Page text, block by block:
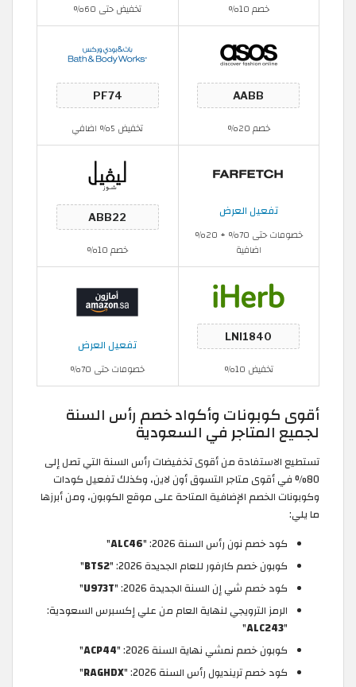
خصم 10% تخفيض حتى 60%
خصم 20% تخفيض 5% اضافي
تفعيل العرض
خصومات حتى 70% + 20%
اضافية
خصم 10%
تخفيض 10%
تفعيل العرض
خصومات حتى 70%
أقوى كوبونات وأكواد خصم رأس السنة
لجميع المتاجر في السعودية
تستطيع الاستفادة من أقوى تخفيضات رأس السنة التي تصل إلى
80% في أقوى متاجر التسوق أون لاين، وكذلك تفعيل كودات
وكوبونات الخصم الإضافية المتاحة على موقع الكوبون، ومن أبرزها
ما يلي:
كود خصم نون رأس السنة 2026: "
ALC46
"
كوبون خصم كارفور للعام الجديدة 2026: "
BTS2
"
كود خصم شي إن السنة الجديدة 2026: "
U973T
"
الرمز الترويجي لنهاية العام من علي إكسبرس السعودية:
"
ALC243
"
كوبون خصم نمشي نهاية السنة 2026: "
ACP44
"
كود خصم ترينديول رأس السنة 2026: "
RAGHDX
"